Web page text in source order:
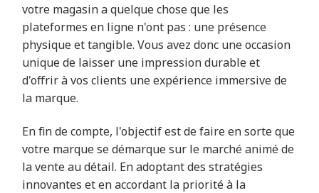
votre magasin a quelque chose que les
plateformes en ligne n'ont pas : une présence
physique et tangible. Vous avez donc une occasion
unique de laisser une impression durable et
d'offrir à vos clients une expérience immersive de
la marque.
En fin de compte, l'objectif est de faire en sorte que
votre marque se démarque sur le marché animé de
la vente au détail. En adoptant des stratégies
innovantes et en accordant la priorité à la